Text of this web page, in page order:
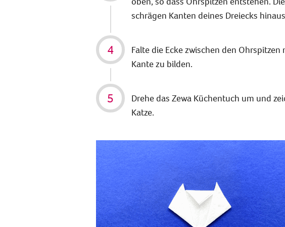
schrägen Kanten deines Dreiecks
Falte die Ecke zwischen den
Kante zu bilden.
Drehe das Zewa Küchentuch um und
Katze.